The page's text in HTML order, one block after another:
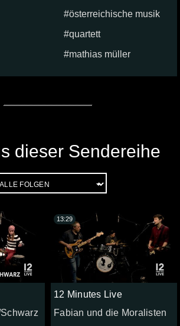
österreichische musik
quartett
mathias müller
dieser Sendereihe
12 Minutes Live
Fabian und die Moralisten
13:29